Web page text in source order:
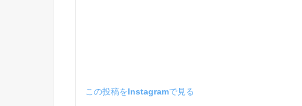
この投稿をInstagramで見る